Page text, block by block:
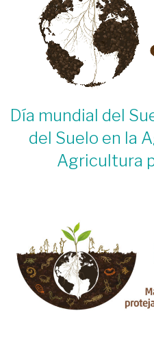
Día mundial del
del Suelo en la
Agricultura